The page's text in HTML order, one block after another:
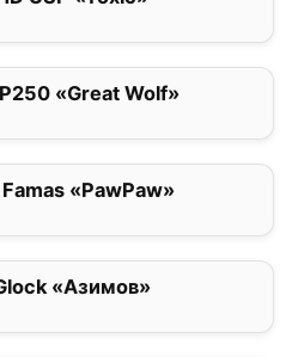
«Great Wolf»
«PawPaw»
«Азимов»